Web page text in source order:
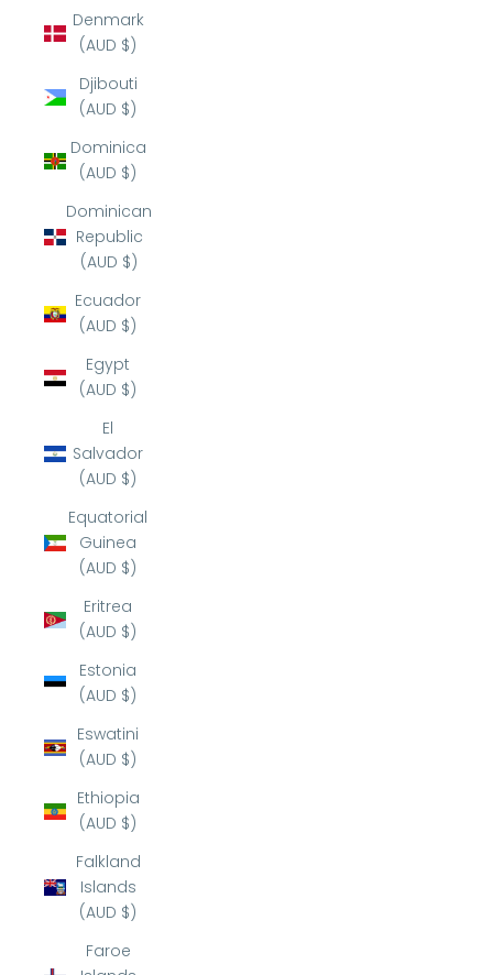
Denmark
(AUD $)
Djibouti
(AUD $)
Dominica
(AUD $)
Dominican
Republic
(AUD $)
Ecuador
(AUD $)
Egypt
(AUD $)
El
Salvador
(AUD $)
Equatorial
Guinea
(AUD $)
Eritrea
(AUD $)
Estonia
(AUD $)
Eswatini
(AUD $)
Ethiopia
(AUD $)
Falkland
Islands
(AUD $)
Faroe